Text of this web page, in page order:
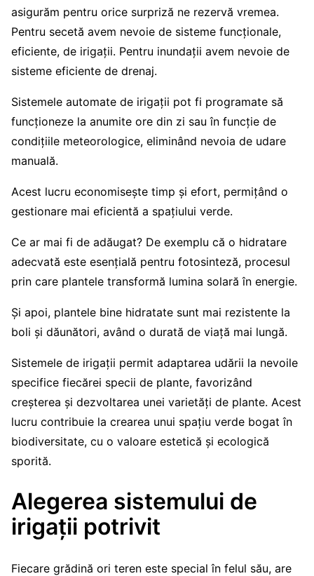
asigurăm pentru orice surpriză ne rezervă vremea.
Pentru secetă avem nevoie de sisteme funcționale,
eficiente, de irigații. Pentru inundații avem nevoie de
sisteme eficiente de drenaj.
Sistemele automate de irigații pot fi programate să
funcționeze la anumite ore din zi sau în funcție de
condițiile meteorologice, eliminând nevoia de udare
manuală.
Acest lucru economisește timp și efort, permițând o
gestionare mai eficientă a spațiului verde.
Ce ar mai fi de adăugat? De exemplu că o hidratare
adecvată este esențială pentru fotosinteză, procesul
prin care plantele transformă lumina solară în energie.
Și apoi, plantele bine hidratate sunt mai rezistente la
boli și dăunători, având o durată de viață mai lungă.
Sistemele de irigații permit adaptarea udării la nevoile
specifice fiecărei specii de plante, favorizând
creșterea și dezvoltarea unei varietăți de plante. Acest
lucru contribuie la crearea unui spațiu verde bogat în
biodiversitate, cu o valoare estetică și ecologică
sporită.
Alegerea sistemului de
irigații potrivit
Fiecare grădină ori teren este special în felul său, are